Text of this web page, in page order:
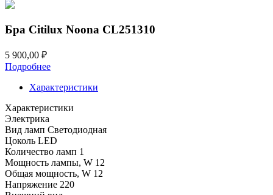
Бра Citilux Noona CL251310
5 900,00 ₽
Подробнее
Характеристики
Характеристики
Электрика
Вид ламп Светодиодная
Цоколь LED
Количество ламп 1
Мощность лампы, W 12
Общая мощность, W 12
Напряжение 220